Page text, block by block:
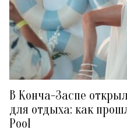
В Конча-Заспе
для отдыха: как
Pool